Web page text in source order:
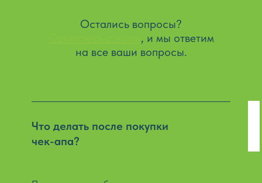
Остались вопросы?
, и мы ответим
на все ваши вопросы.
Что делать после покупки
чек-апа?